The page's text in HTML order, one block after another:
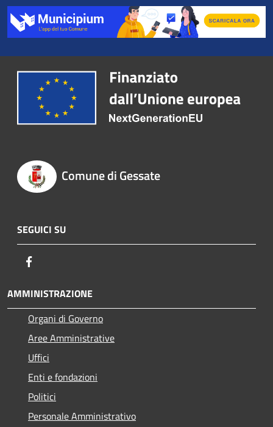
Comune di Gessate
SEGUICI SU
AMMINISTRAZIONE
Organi di Governo
Aree Amministrative
Uffici
Enti e fondazioni
Politici
Personale Amministrativo